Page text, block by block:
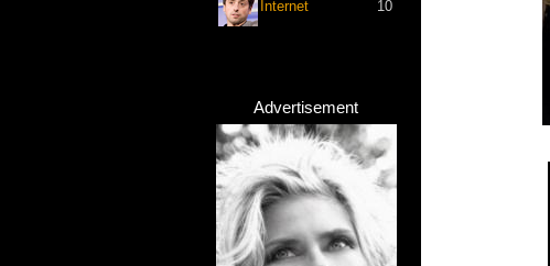
Internet 10
Advertisement